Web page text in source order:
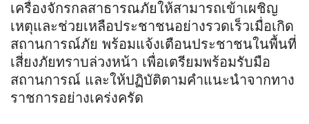
เครื่องจักรกลสาธารณภัยให้สามารถเข้าเผชิญ
เหตุและช่วยเหลือประชาชนอย่างรวดเร็วเมื่อเกิด
สถานการณ์ภัย พร้อมแจ้งเตือนประชาชนในพื้นที่
เสี่ยงภัยทราบล่วงหน้า เพื่อเตรียมพร้อมรับมือ
สถานการณ์ และให้ปฏิบัติตามคำแนะนำจากทาง
ราชการอย่างเคร่งครัด